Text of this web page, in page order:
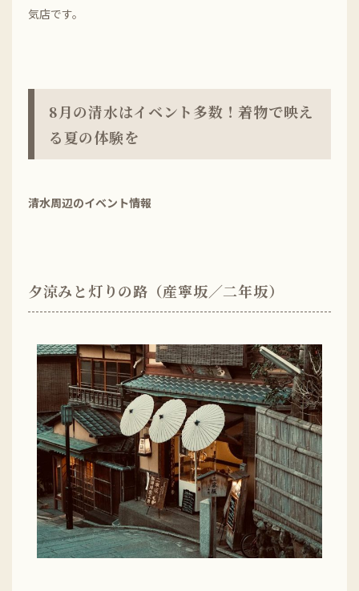
気店です。
8月の清水はイベント多数！着物で映え
る夏の体験を
清水周辺のイベント情報
夕涼みと灯りの路（産寧坂／二年坂）